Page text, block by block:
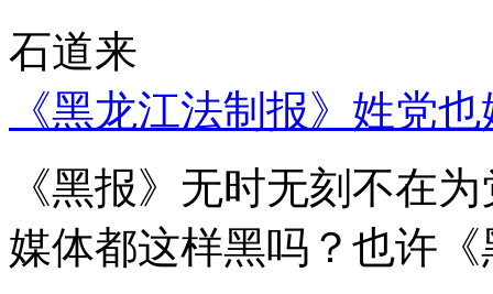
石道来
《黑龙江法制报》姓党
《黑报》无时无刻不在
媒体都这样黑吗？也许